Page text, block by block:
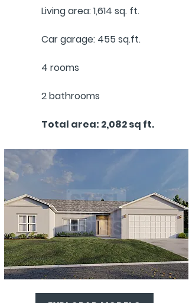
Living area: 1,614 sq. ft.
Car garage: 455 sq.ft.
4 rooms
2 bathrooms
Total area: 2,082 sq ft.